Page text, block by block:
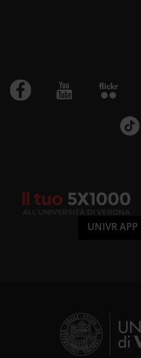
UNIVR APP